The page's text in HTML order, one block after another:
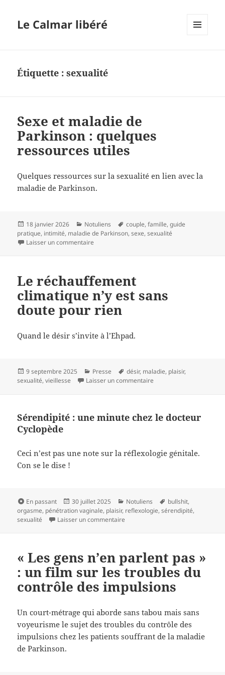
Le Calmar libéré
Étiquette :sexualité
Sexe et maladie de
Parkinson : quelques
ressources utiles
Quelques ressources sur la sexualité en lien avec la
maladie de Parkinson.
Publié
le
18 janvier 2026 Catégories
Notuliens
Mots-
clés
couple,famille,guide
pratique, intimité, maladie de Parkinson,sexe,sexualité
Laisser un commentaire
Le réchauffement
climatique n’y est sans
doute pour rien
Quand le désir s’invite à l’Ehpad.
Publié
le
9 septembre 2025 Catégories
Presse
Mots-
clés
désir, maladie, plaisir,
sexualité,vieillesse Laisser un commentaire
Sérendipité : une minute chez le docteur
Cyclopède
Ceci n’est pas une note sur la réflexologie génitale.
Con se le dise !
Format
En passant
Publié
le
30 juillet 2025 Catégories
Notuliens
Mots-
clés
bullshit,
orgasme, pénétration vaginale, plaisir, reflexologie,sérendipité,
sexualité
Laisser un commentaire
« Les gens n’en parlent pas »
: un film sur les troubles du
contrôle des impulsions
Un court-métrage qui aborde sans tabou mais sans
voyeurisme le sujet des troubles du contrôle des
impulsions chez les patients souffrant de la maladie
de Parkinson.